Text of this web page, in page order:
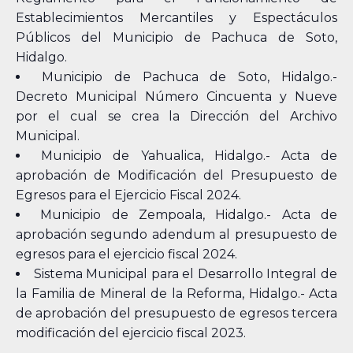
Establecimientos Mercantiles y Espectáculos
Públicos del Municipio de Pachuca de Soto,
Hidalgo.
Municipio de Pachuca de Soto, Hidalgo.-
Decreto Municipal Número Cincuenta y Nueve
por el cual se crea la Dirección del Archivo
Municipal.
Municipio de Yahualica, Hidalgo.- Acta de
aprobación de Modificación del Presupuesto de
Egresos para el Ejercicio Fiscal 2024.
Municipio de Zempoala, Hidalgo.- Acta de
aprobación segundo adendum al presupuesto de
egresos para el ejercicio fiscal 2024.
Sistema Municipal para el Desarrollo Integral de
la Familia de Mineral de la Reforma, Hidalgo.- Acta
de aprobación del presupuesto de egresos tercera
modificación del ejercicio fiscal 2023.